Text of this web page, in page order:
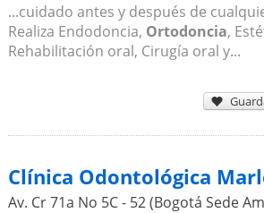
...cuidado antes y después de
Realiza Endodoncia, Ortodoncia,
Rehabilitación oral, Cirugía oral y...
Clínica Odontológica
Av. Cr 71a No 5C - 52 (Bogotá Sede